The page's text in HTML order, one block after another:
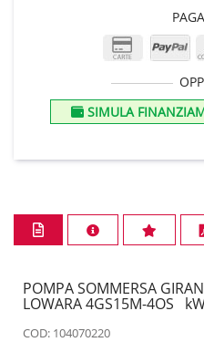
SIMULA
POMPA SOMMERSA
LOWARA 4GS15M-4OS
COD: 104070220